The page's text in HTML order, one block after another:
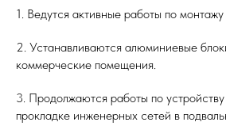
1. Ведутся активные работы по монтажу
2. Устанавливаются алюминиевые
коммерческие помещения.
3. Продолжаются работы по устройству
прокладке инженерных сетей в